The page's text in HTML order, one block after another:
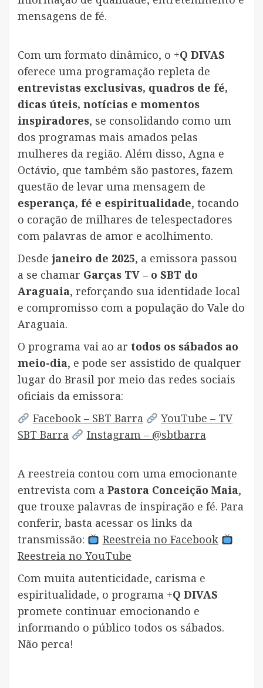
mensagens de fé.
Com um formato dinâmico, o +Q DIVAS
oferece uma programação repleta de
entrevistas exclusivas, quadros de fé,
dicas úteis, notícias e momentos
inspiradores, se consolidando como um
dos programas mais amados pelas
mulheres da região. Além disso, Agna e
Octávio, que também são pastores, fazem
questão de levar uma mensagem de
esperança, fé e espiritualidade, tocando
o coração de milhares de telespectadores
com palavras de amor e acolhimento.
Desde janeiro de 2025, a emissora passou
a se chamar Garças TV – o SBT do
Araguaia, reforçando sua identidade local
e compromisso com a população do Vale do
Araguaia.
O programa vai ao ar todos os sábados ao
meio-dia, e pode ser assistido de qualquer
lugar do Brasil por meio das redes sociais
oficiais da emissora:
Facebook – SBT Barra
YouTube – TV
SBT Barra
Instagram – @sbtbarra
A reestreia contou com uma emocionante
entrevista com a Pastora Conceição Maia,
que trouxe palavras de inspiração e fé. Para
conferir, basta acessar os links da
transmissão:
Reestreia no Facebook
Reestreia no YouTube
Com muita autenticidade, carisma e
espiritualidade, o programa +Q DIVAS
promete continuar emocionando e
informando o público todos os sábados.
Não perca!